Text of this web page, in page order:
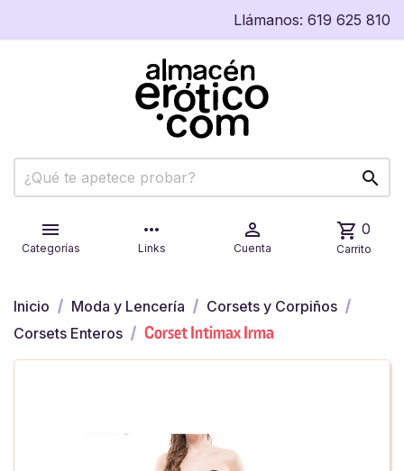
Llámanos: 619 625 810


Categorías
more_horiz
Links

Cuenta
shopping_cart 0
Carrito
Inicio Moda y Lencería
Corsets y Corpiños
Corsets Enteros
Corset Intimax Irma